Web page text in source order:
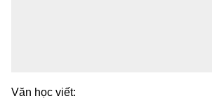
Văn học viết: